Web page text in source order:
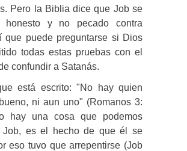
Pero la Biblia dice que Job se
honesto y no pecado contra
que puede preguntarse si Dios
todas estas pruebas con el
confundir a Satanás.
está escrito: "No hay quien
ni aun uno" (Romanos 3:
hay una cosa que podemos
Job, es el hecho de que él se
eso tuvo que arrepentirse (Job